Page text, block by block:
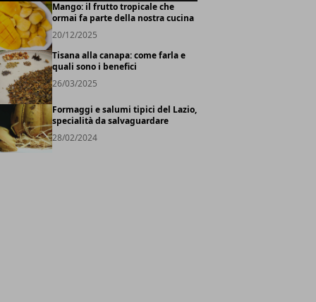
Mango: il frutto tropicale che
ormai fa parte della nostra cucina
20/12/2025
Tisana alla canapa: come farla e
quali sono i benefici
26/03/2025
Formaggi e salumi tipici del Lazio,
specialità da salvaguardare
28/02/2024